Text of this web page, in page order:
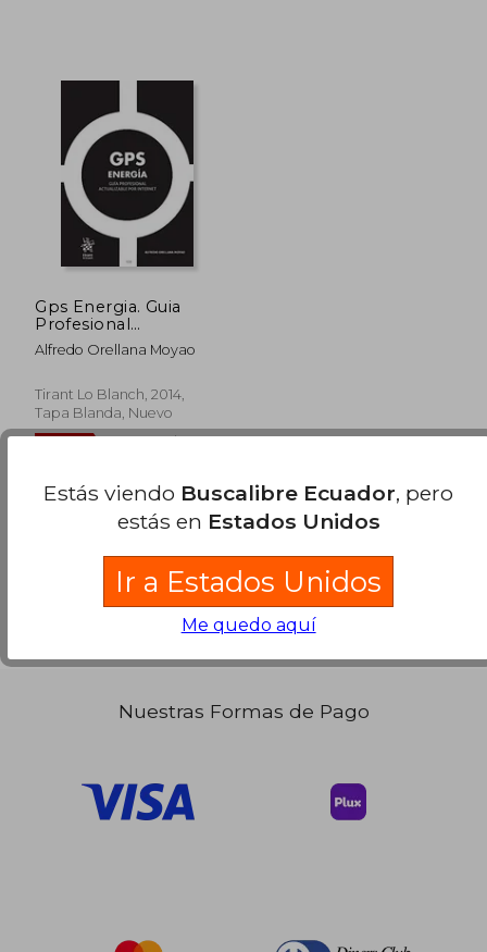
dcto.
Gps Energia. Guia
Profesional
Actualizable por
Internet
Alfredo Orellana Moyao
Tirant Lo Blanch, 2014,
Tapa Blanda, Nuevo
dcto. $ 109.70
Nuestras Formas de Pago
Estás viendo Buscalibre Ecuador, pero
estás en Estados Unidos
Ir a Estados Unidos
Me quedo aquí